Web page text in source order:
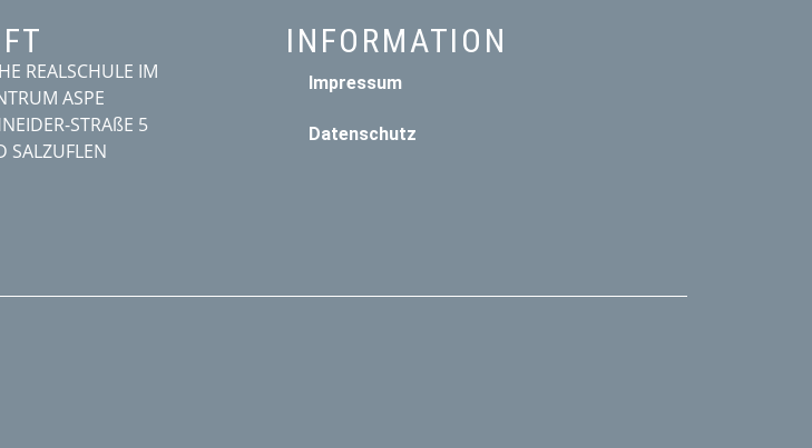
REALSCHULE IM
ASPE
STRAßE 5
SALZUFLEN
INFORMATION
Impressum
Datenschutz